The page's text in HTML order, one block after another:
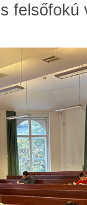
felsőfokú